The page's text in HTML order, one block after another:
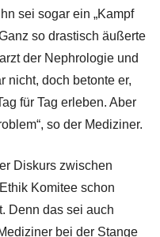
sei sogar ein „Kampf
so drastisch äußerte
der Nephrologie und
nicht, doch betonte er,
für Tag erleben. Aber
so der Mediziner.
Diskurs zwischen
Komitee schon
Denn das sei auch
bei der Stange